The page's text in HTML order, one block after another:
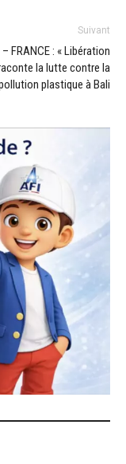
Suivant
– FRANCE : « Libération
la lutte contre la
plastique à Bali